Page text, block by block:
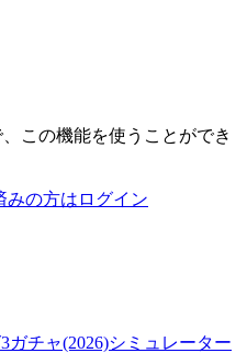
この機能を使うことができ
みの方はログイン
ガチャ(2026)シミュレーター